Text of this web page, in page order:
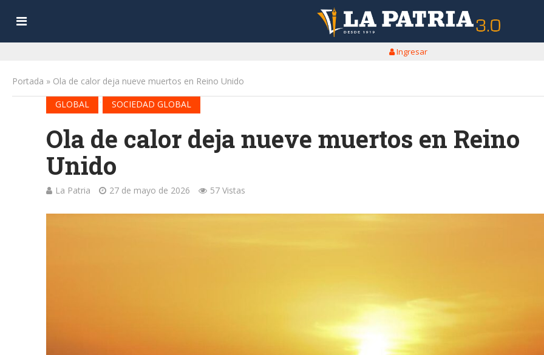
Ingresar
Portada » Ola de calor deja nueve muertos en Reino Unido
GLOBAL
SOCIEDAD GLOBAL
Ola de calor deja nueve muertos en Reino
Unido
La Patria 27 de mayo de 2026 57 Vistas